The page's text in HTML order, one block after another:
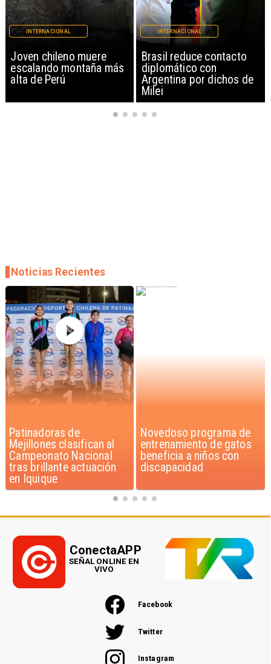
Brasil reduce contacto
diplomático con
Argentina por dichos de
INTERNACIONAL
China restringe
exportación de drones a
EEUU y sanciona
empresas
INTERNACIONAL
Novedoso programa de
entrenamiento de gatos
beneficia a niños con
discapacidad
Alarmante hábito en
jóvenes de 13 a 15 años
según encuesta del
Minsal
Noticias Recientes
Facebook
Twitter
Instagram
ConectaAPP
SEÑAL ONLINE EN
VIVO